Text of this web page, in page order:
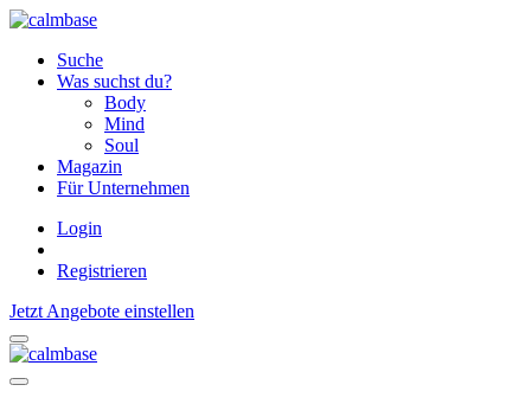
Suche
Was suchst du?
Body
Mind
Soul
Magazin
Für Unternehmen
Login
Registrieren
Jetzt Angebote einstellen